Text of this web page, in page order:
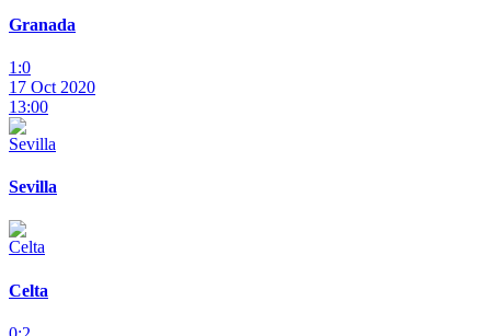
Granada
1:0
17 Oct 2020
13:00
Sevilla
Celta